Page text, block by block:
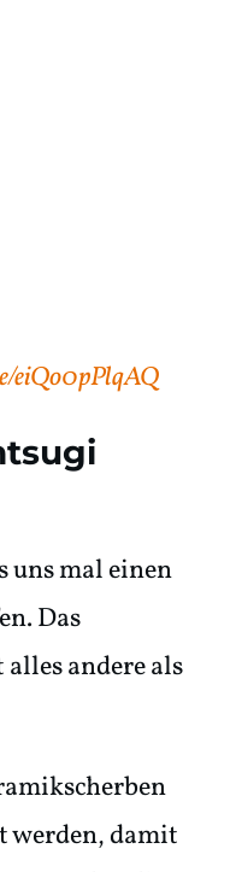
eiQo0pPlqAQ
uns mal einen
Das
andere als
werden, damit